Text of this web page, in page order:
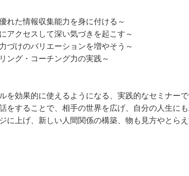
た情報収集能力を身に付ける～
クセスして深い気づきを起こす～
けのバリエーションを増やそう～
グ・コーチング力の実践～
効果的に使えるようになる、実践的なセミナーで
することで、相手の世界を広げ、自分の人生に
に上げ、新しい人間関係の構築、物も見方やとら